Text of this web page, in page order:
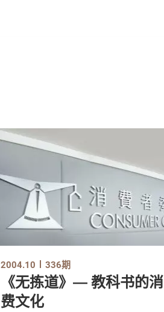
2004.10 336期
《无拣道》― 教科书的消
费文化